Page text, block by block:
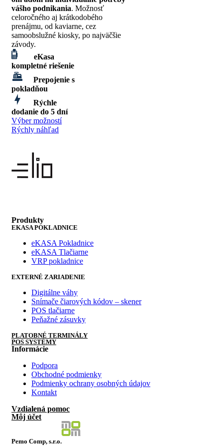
vášho podnikania. Možnosť
celoročného aj krátkodobého
prenájmu, od kaviarne, cez
samoobslužné kiosky, po najväčšie
závody.
eKasa
kompletné riešenie
Prepojenie s
pokladňou
Rýchle
dodanie do 5 dní
Výber možností
Rýchly náhľad
Produkty
EKASA POKLADNICE
eKASA Pokladnice
eKASA Tlačiarne
VRP pokladnice
EXTERNÉ ZARIADENIE
Digitálne váhy
Snímače čiarových kódov – skener
POS tlačiarne
Peňažné zásuvky
PLATOBNÉ TERMINÁLY
POS SYSTÉMY
Informácie
Podpora
Obchodné podmienky
Podmienky ochrany osobných údajov
Kontakt
Vzdialená pomoc
Môj účet
Pemo Comp, s.r.o.